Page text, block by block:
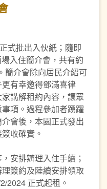
式批出入伙紙；隨即
入住簡介會，共有約
簡介會除向居民介紹可
有幸邀得鄧滿喜律
講解租約內容，讓眾
項。過程參加者踴躍
會後，本園正式發出
收確實。
安排辧理入住手續；
簽約及陸續安排領取
2024 正式起租。